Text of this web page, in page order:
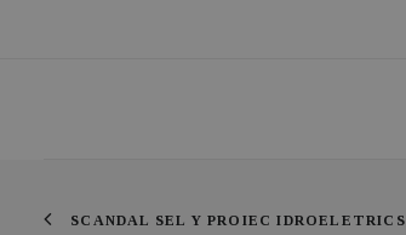
SCANDAL SEL Y PROIEC IDROELETRICS